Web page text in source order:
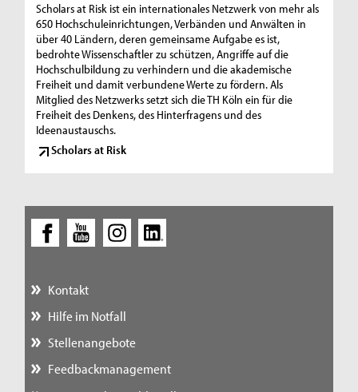
Scholars at Risk ist ein internationales Netzwerk von mehr als
650 Hochschuleinrichtungen, Verbänden und Anwälten in
über 40 Ländern, deren gemeinsame Aufgabe es ist,
bedrohte Wissenschaftler zu schützen, Angriffe auf die
Hochschulbildung zu verhindern und die akademische
Freiheit und damit verbundene Werte zu fördern. Als
Mitglied des Netzwerks setzt sich die TH Köln ein für die
Freiheit des Denkens, des Hinterfragens und des
Ideenaustauschs.
Scholars at Risk
Kontakt
Hilfe im Notfall
Stellenangebote
Feedbackmanagement